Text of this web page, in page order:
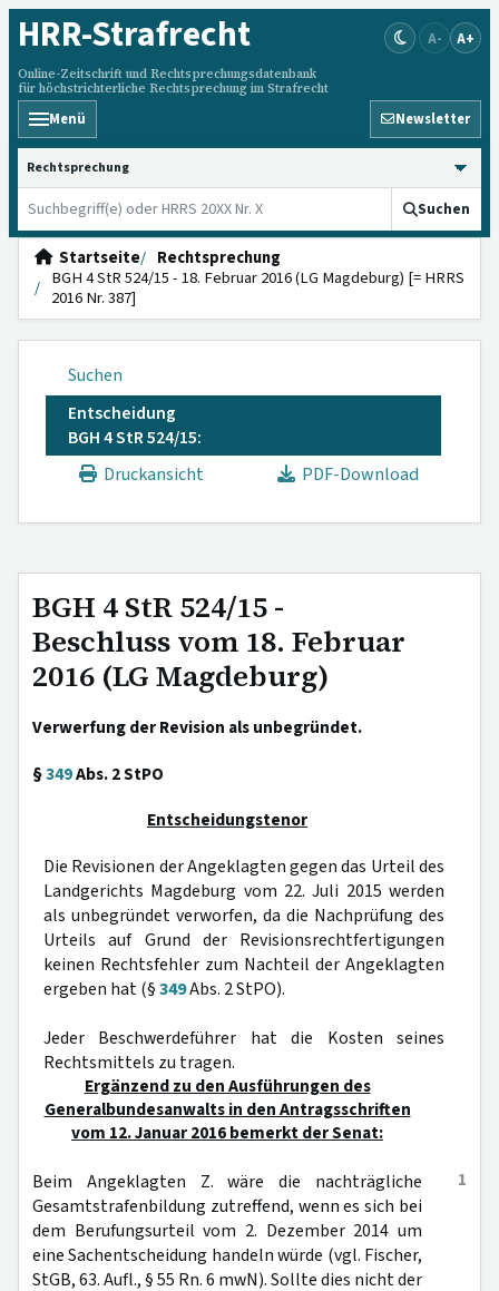
HRR-Strafrecht
Online-Zeitschrift und Rechtsprechungsdatenbank
für höchstrichterliche Rechtsprechung im Strafrecht
A- A+
Menü Newsletter
HRRS durchsuchen
Suchen
Startseite
Rechtsprechung
BGH 4 StR 524/15 - 18. Februar 2016 (LG Magdeburg) [= HRRS
2016 Nr. 387]
Suchen
Entscheidung
BGH 4 StR 524/15:
Druckansicht
PDF-Download
BGH 4 StR 524/15 -
Beschluss vom 18. Februar
2016 (LG Magdeburg)
Verwerfung der Revision als unbegründet.
§349Abs. 2 StPO
Entscheidungstenor
Die Revisionen der Angeklagten gegen das Urteil des
Landgerichts Magdeburg vom 22. Juli 2015 werden
als unbegründet verworfen, da die Nachprüfung des
Urteils auf Grund der Revisionsrechtfertigungen
keinen Rechtsfehler zum Nachteil der Angeklagten
ergeben hat (§349Abs. 2 StPO).
Jeder Beschwerdeführer hat die Kosten seines
Rechtsmittels zu tragen.
Ergänzend zu den Ausführungen des
Generalbundesanwalts in den Antragsschriften
vom 12. Januar 2016 bemerkt der Senat:
1
Beim Angeklagten Z. wäre die nachträgliche
Gesamtstrafenbildung zutreffend, wenn es sich bei
dem Berufungsurteil vom 2. Dezember 2014 um
eine Sachentscheidung handeln würde (vgl. Fischer,
StGB, 63. Aufl., § 55 Rn. 6 mwN). Sollte dies nicht der